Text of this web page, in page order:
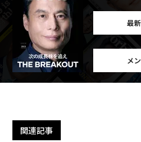
最
メ
関連記事